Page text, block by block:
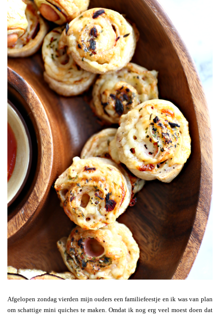
Afgelopen zondag vierden mijn ouders een familiefeestje en ik was van plan
om schattige mini quiches te maken. Omdat ik nog erg veel moest doen dat